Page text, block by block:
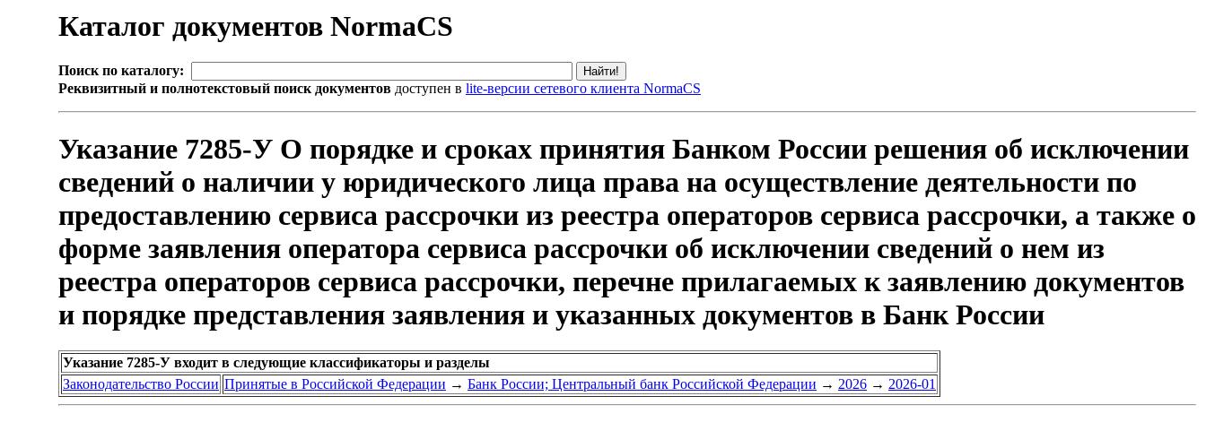
Каталог документов NormaCS
Поиск по каталогу:
Реквизитный и полнотекстовый поиск документов доступен в lite-версии сетевого клиента NormaCS
Указание 7285-У О порядке и сроках принятия Банком России решения об исключении
сведений о наличии у юридического лица права на осуществление деятельности по
предоставлению сервиса рассрочки из реестра операторов сервиса рассрочки, а также о
форме заявления оператора сервиса рассрочки об исключении сведений о нем из
реестра операторов сервиса рассрочки, перечне прилагаемых к заявлению документов
и порядке представления заявления и указанных документов в Банк России
Указание 7285-У входит в следующие классификаторы и разделы
Законодательство России Принятые в Российской Федерации → Банк России; Центральный банк Российской Федерации → 2026 → 2026-01